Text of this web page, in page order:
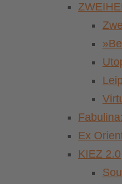
Ex
KIEZ 2.0